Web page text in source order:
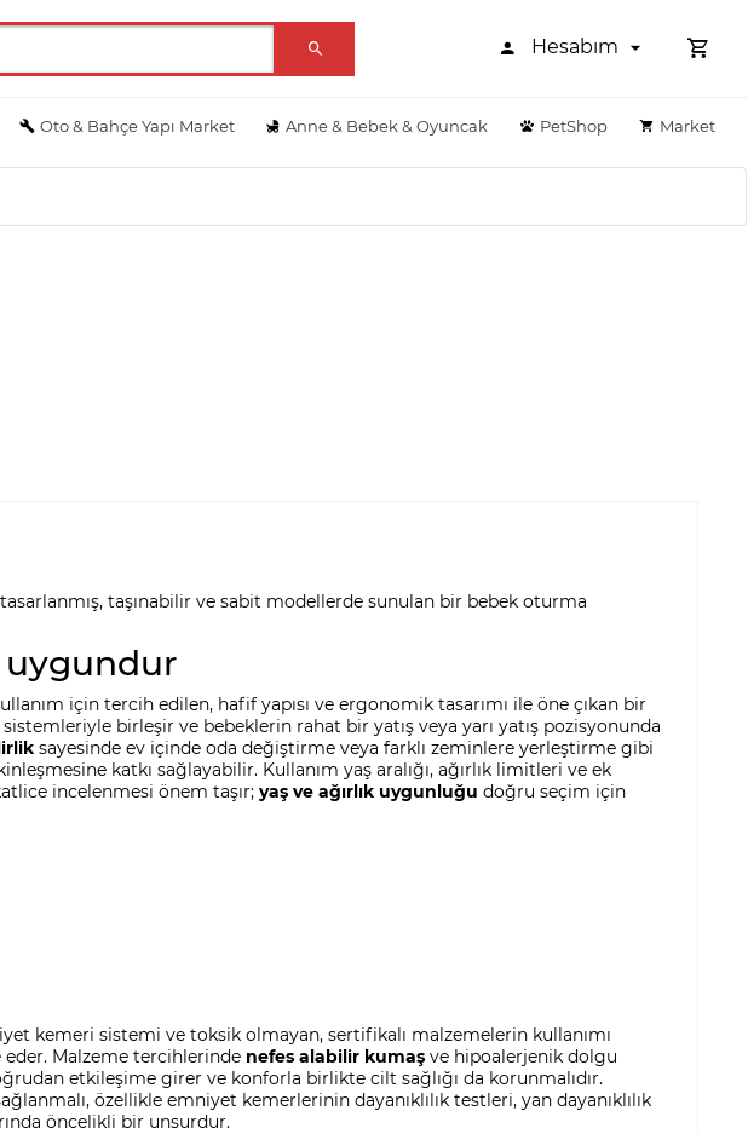
Hesabım
Oto & Bahçe Yapı Market Anne & Bebek & Oyuncak PetShop Market
taşınabilir ve sabit modellerde sunulan bir bebek oturma
uygundur
için tercih edilen, hafif yapısı ve ergonomik tasarımı ile öne çıkan bir
birleşir ve bebeklerin rahat bir yatış veya yarı yatış pozisyonunda
sayesinde ev içinde oda değiştirme veya farklı zeminlere yerleştirme gibi
katkı sağlayabilir. Kullanım yaş aralığı, ağırlık limitleri ve ek
incelenmesi önem taşır; yaş ve ağırlık uygunluğu doğru seçim için
kemeri sistemi ve toksik olmayan, sertifikalı malzemelerin kullanımı
Malzeme tercihlerinde nefes alabilir kumaş ve hipoalerjenik dolgu
etkileşime girer ve konforla birlikte cilt sağlığı da korunmalıdır.
özellikle emniyet kemerlerinin dayanıklılık testleri, yan dayanıklılık
öncelikli bir unsurdur.